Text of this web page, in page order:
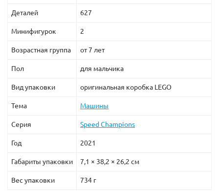
Деталей 627
Минифигурок 2
Возрастная группа от 7 лет
Пол для мальчика
Вид упаковки оригинальная коробка LEGO
Тема Машины
Серия Speed Champions
Год 2021
Габариты упаковки 7,1 × 38,2 × 26,2 см
Вес упаковки 734 г